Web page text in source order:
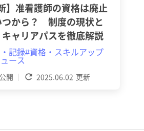
公開 2025.06.02 更新
】准看護師の資格は廃止
から？ 制度の現状と
ャリアパスを徹底解説
記録#資格・スキルアップ
ース